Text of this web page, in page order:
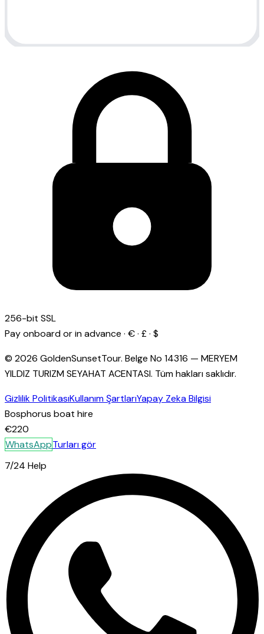
256-bit SSL
Pay onboard or in advance · € · £ · $
© 2026 GoldenSunsetTour. Belge No 14316 — MERYEM
YILDIZ TURIZM SEYAHAT ACENTASI. Tüm hakları saklıdır.
Gizlilik PolitikasıKullanım ŞartlarıYapay Zeka Bilgisi
Bosphorus boat hire
€220
WhatsAppTurları gör
7/24 Help